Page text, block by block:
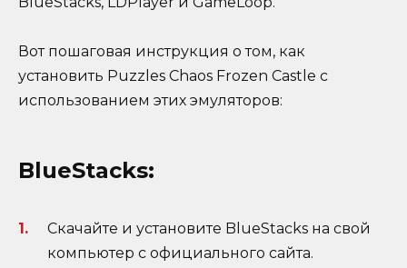
Вот пошаговая инструкция о том, как
установить Puzzles Chaos Frozen Castle с
использованием этих эмуляторов:
BlueStacks:
Скачайте и установите BlueStacks на свой
компьютер с официального сайта.